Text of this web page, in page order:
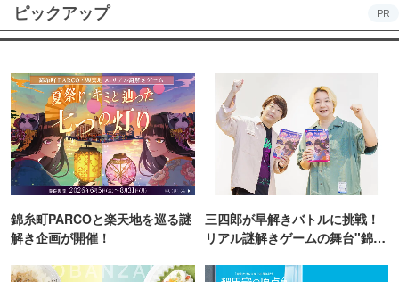
ピックアップ PR
錦糸町PARCOと楽天地を巡る謎
解き企画が開催！
三四郎が早解きバトルに挑戦！
リアル謎解きゲームの舞台"錦糸